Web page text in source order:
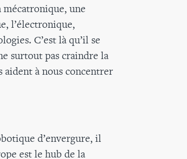
mécatronique, une
l’électronique,
C’est là qu’il se
surtout pas craindre la
aident à nous concentrer
d’envergure, il
est le hub de la